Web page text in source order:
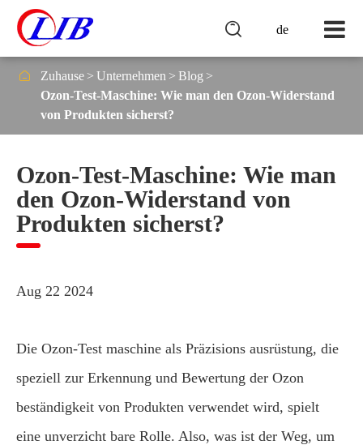
de

 Zuhause Unternehmen
Blog
Ozon-Test-Maschine: Wie man den Ozon-Widerstand
von Produkten sicherst?
Ozon-Test-Maschine: Wie man
den Ozon-Widerstand von
Produkten sicherst?
Aug 22 2024
Die Ozon-Test maschine als Präzisions ausrüstung, die
speziell zur Erkennung und Bewertung der Ozon
beständigkeit von Produkten verwendet wird, spielt
eine unverzicht bare Rolle. Also, was ist der Weg, um